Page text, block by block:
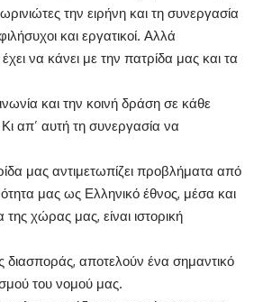
την ειρήνη και τη συνεργασία
και εργατικοί. Αλλά
έχει να κάνει με την πατρίδα μας και τα
και την κοινή δράση σε κάθε
απ’ αυτή τη συνεργασία να
μας αντιμετωπίζει προβλήματα από
μας ως Ελληνικό έθνος, μέσα και
χώρας μας, είναι ιστορική
διασποράς, αποτελούν ένα σημαντικό
του νομού μας.